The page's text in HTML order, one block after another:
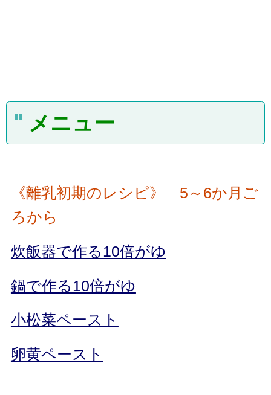
メニュー
《離乳初期のレシピ》 5～6か月ご
ろから
炊飯器で作る10倍がゆ
鍋で作る10倍がゆ
小松菜ペースト
卵黄ペースト